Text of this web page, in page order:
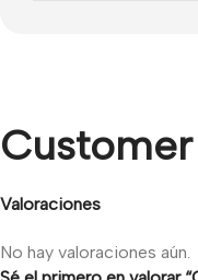
Valoraciones
No hay valoraciones aún.